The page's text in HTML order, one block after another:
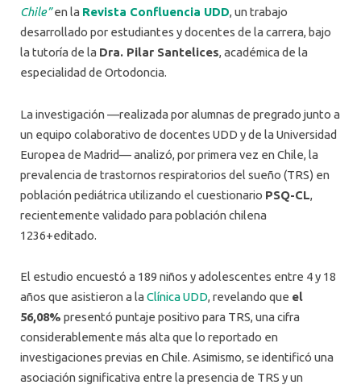
Chile” en la Revista Confluencia UDD, un trabajo
desarrollado por estudiantes y docentes de la carrera, bajo
la tutoría de la Dra. Pilar Santelices, académica de la
especialidad de Ortodoncia.
La investigación —realizada por alumnas de pregrado junto a
un equipo colaborativo de docentes UDD y de la Universidad
Europea de Madrid— analizó, por primera vez en Chile, la
prevalencia de trastornos respiratorios del sueño (TRS) en
población pediátrica utilizando el cuestionario PSQ-CL,
recientemente validado para población chilena
1236+editado.
El estudio encuestó a 189 niños y adolescentes entre 4 y 18
años que asistieron a la Clínica UDD, revelando que el
56,08% presentó puntaje positivo para TRS, una cifra
considerablemente más alta que lo reportado en
investigaciones previas en Chile. Asimismo, se identificó una
asociación significativa entre la presencia de TRS y un